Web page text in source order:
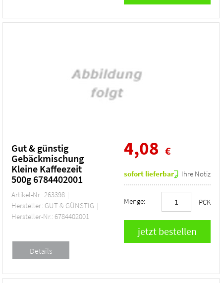
Gut & günstig
Gebäckmischung
Kleine Kaffeezeit
500g 6784402001
Artikel-Nr.: 263398
Hersteller: GUT & GÜNSTIG
Hersteller-Nr.: 6784402001
4,08 €
sofort lieferbar Ihre Notiz
Menge: PCK